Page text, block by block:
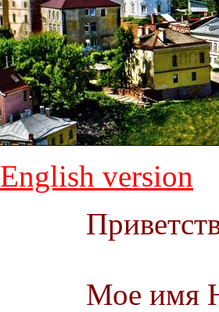
English version
Мое имя